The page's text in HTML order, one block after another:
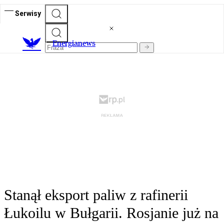
Serwisy
Energianews
Stanął eksport paliw z rafinerii
Łukoilu w Bułgarii. Rosjanie już na